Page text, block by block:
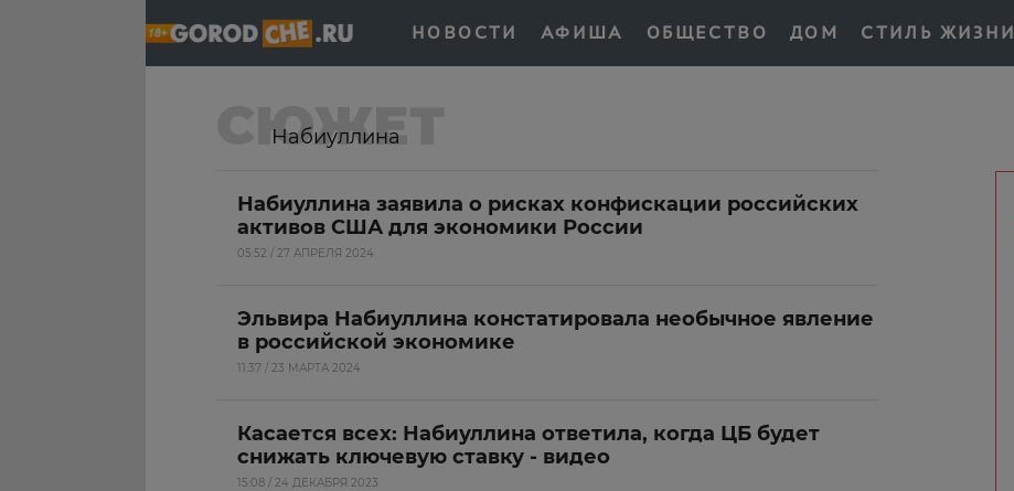
НОВОСТИ АФИША ОБЩЕСТВО ДОМ СТИЛЬ ЖИЗНИ
СЮЖЕТ
Набиуллина
Набиуллина заявила о рисках конфискации российских
активов США для экономики России
05:52 / 27 АПРЕЛЯ 2024
Эльвира Набиуллина констатировала необычное явление
в российской экономике
11:37 / 23 МАРТА 2024
Касается всех: Набиуллина ответила, когда ЦБ будет
снижать ключевую ставку - видео
15:08 / 24 ДЕКАБРЯ 2023